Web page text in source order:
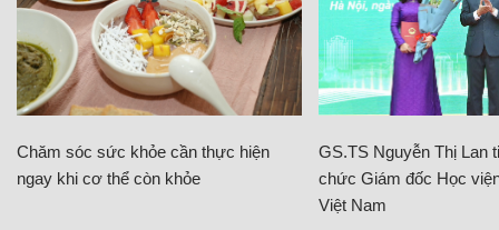
Chăm sóc sức khỏe cần thực hiện
ngay khi cơ thể còn khỏe
GS.TS Nguyễn Thị Lan
chức Giám đốc Học
Việt Nam